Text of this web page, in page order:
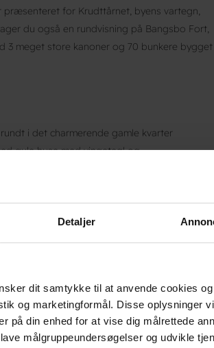
Detaljer
dit samtykke til at anvende cookies
og marketingformål. Disse oplysninger
på din enhed for at vise dig målrettede
målgruppeundersøgelser og udvikle
præsenteret for Krudttårnet, byens vartegn,
du også en rundvisning på Bangsbo Fort,
meget store kanoner og 70 bunkere bygget
i det charmerende gamle kvarter
gule huse med vingetegl og
Kirke fra 1892. - Kirken er stor med
malet af Michael Ancher.
i centrum af den spændende havneby
næste rejse eller en tur til Frederikshavn. Du
overnatning til en fair pris. Om morgenen
blandt byens mange attraktioner,
midt i det hele